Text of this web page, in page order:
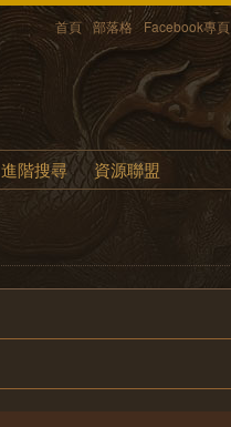
首頁 部落格 Facebook專頁
進階搜尋 資源聯盟